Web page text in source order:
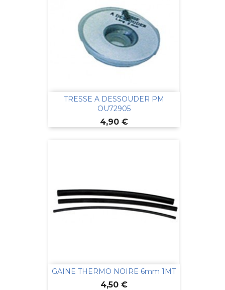
TRESSE A DESSOUDER PM
OU72905
Prix
4,90 €
GAINE THERMO NOIRE 6mm 1MT
Prix
4,50 €